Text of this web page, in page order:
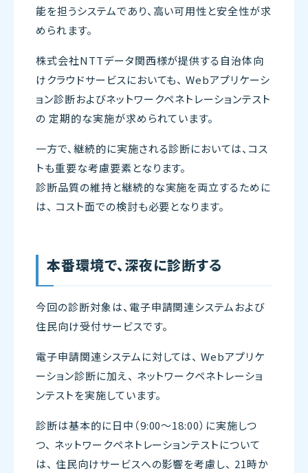
能を担うシステムであり、高い可用性と安全性が求
められます。
株式会社NTTデータ関西様が提供する自治体向
けクラウドサービスにおいても、 Webアプリケーシ
ョン診断およびネットワークペネトレーションテスト
の 定期的な実施が求められています。
一方で、継続的に実施される診断においては、コス
トも重要な考慮要素となります。
診断品質の維持と継続的な実施を両立するために
は、 コスト面での検討も必要となります。
本番環境で、深夜に診断する
今回の診断対象は、電子申請関連システムおよび
住民向け受付サービスです。
電子申請関連システムに対しては、 Webアプリケ
ーション診断に加え、 ネットワークペネトレーショ
ンテストを実施しています。
診断は基本的に日中（9:00〜18:00）に実施しつ
つ、 ネットワークペネトレーションテストについて
は、 住民向けサービスへの影響を考慮し、 21時か